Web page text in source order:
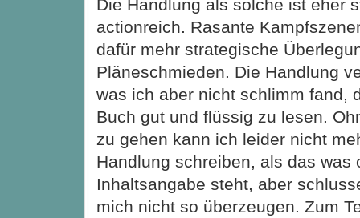
Die Handlung als solche ist eher
actionreich. Rasante
dafür mehr strategische
Pläneschmieden. Die Handlung
was ich aber nicht schlimm fand,
Buch gut und flüssig zu lesen.
zu gehen kann ich leider nicht
Handlung schreiben, als das was
Inhaltsangabe steht, aber
mich nicht so überzeugen. Zum